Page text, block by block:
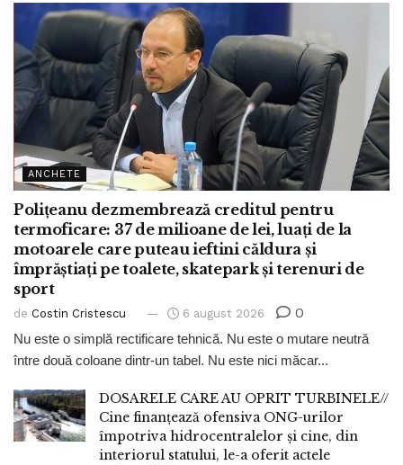
ANCHETE
Polițeanu dezmembrează creditul pentru
termoficare: 37 de milioane de lei, luați de la
motoarele care puteau ieftini căldura și
împrăștiați pe toalete, skatepark și terenuri de
sport
de Costin Cristescu 6 august 2026 0
Nu este o simplă rectificare tehnică. Nu este o mutare neutră
între două coloane dintr-un tabel. Nu este nici măcar...
DOSARELE CARE AU OPRIT TURBINELE//
Cine finanțează ofensiva ONG-urilor
împotriva hidrocentralelor și cine, din
interiorul statului, le-a oferit actele